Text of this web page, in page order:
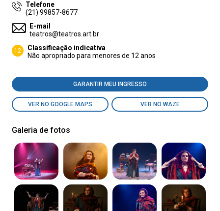
Telefone
(21) 99857-8677
E-mail
teatros@teatros.art.br
12
Classificação indicativa
Não apropriado para menores de 12 anos
GARANTIR MEU INGRESSO
VER NO GOOGLE MAPS VER NO WAZE
Galeria de fotos